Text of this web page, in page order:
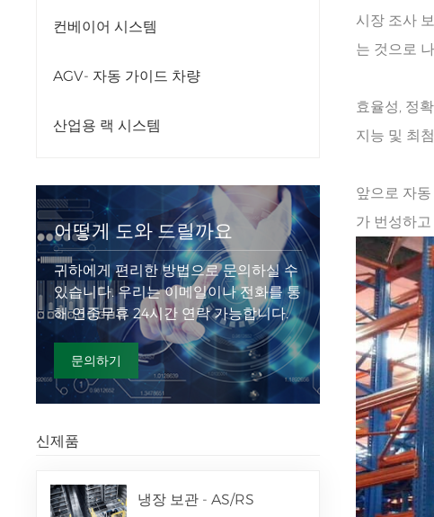
컨베이어 시스템
AGV- 자동 가이드 차량
산업용 랙 시스템
어떻게 도와 드릴까요
귀하에게 편리한 방법으로 문의하실 수
있습니다. 우리는 이메일이나 전화를 통
해 연중무휴 24시간 연락 가능합니다.
문의하기
신제품
냉장 보관 - AS/RS
시장 조사
는 것으로
효율성, 정
지능 및 최
앞으로 자
가 번성하